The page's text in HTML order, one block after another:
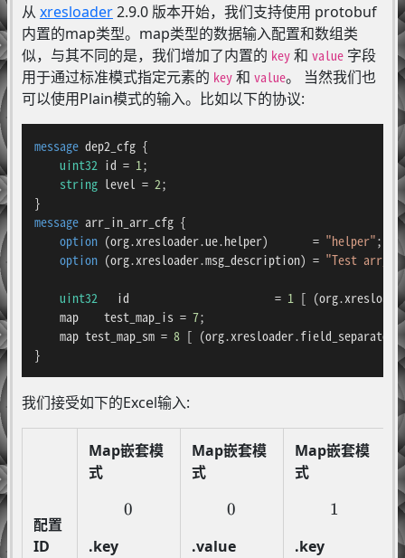
从 xresloader2.9.0 版本开始，我们支持使用 protobuf
内置的map类型。map类型的数据输入配置和数组类
似，与其不同的是，我们增加了内置的 key和 value字段
用于通过标准模式指定元素的 key和 value。 当然我们也
可以使用Plain模式的输入。比如以下的协议:
message dep2_cfg {
uint32 id = 1 ;
string level = 2;
message arr_in_arr_cfg {
option (org.xresloader.ue.helper)       = "helper";
option (org.xresloader.msg_description) = "Test
uint32
   id                       =
1 [
    map    test_map_is =
7;
    map test_map_sm =
8 [
}
我们接受如下的Excel输入:
配置
ID
Map嵌套模
式
0
0
.key
Map嵌套模
式
0
0
.value
Map嵌套模
式
1
1
.key